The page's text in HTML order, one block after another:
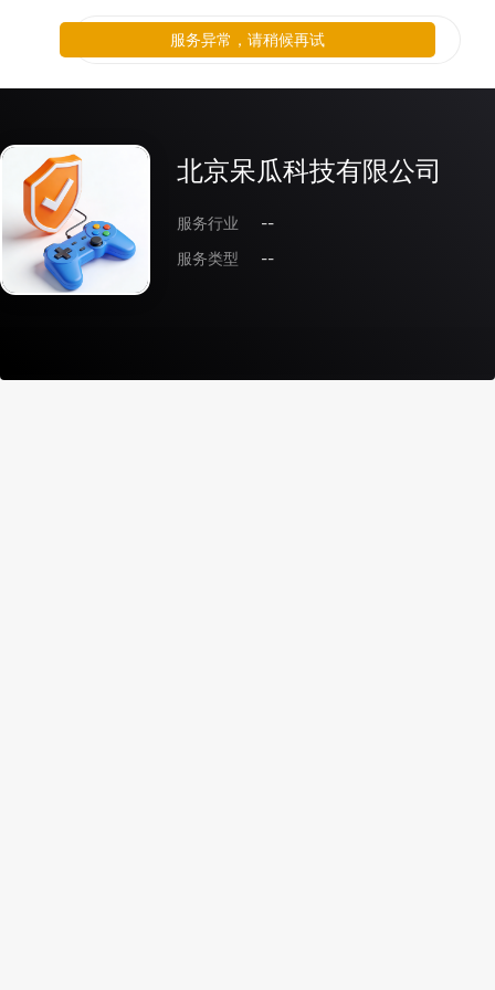
北京呆瓜科技有限公司
服务行业
--
服务类型
--
服务异常，请稍候再试